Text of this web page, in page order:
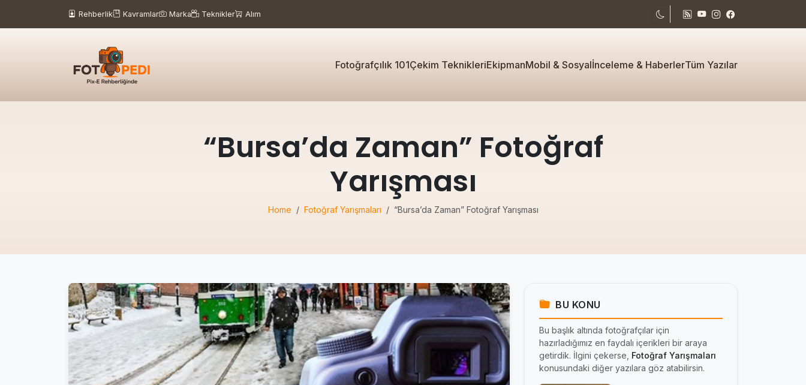
Rehberlik Kavramlar Marka Teknikler Alım
Fotoğrafçılık 101Çekim TeknikleriEkipmanMobil & Sosyalİnceleme & HaberlerTüm Yazılar
“Bursa’da Zaman” Fotoğraf
Yarışması
Home Fotoğraf Yarışmaları “Bursa’da Zaman” Fotoğraf Yarışması
BU KONU
Bu başlık altında fotoğrafçılar için
hazırladığımız en faydalı içerikleri bir araya
getirdik. İlgini çekerse, Fotoğraf Yarışmaları
konusundaki diğer yazılara göz atabilirsin.